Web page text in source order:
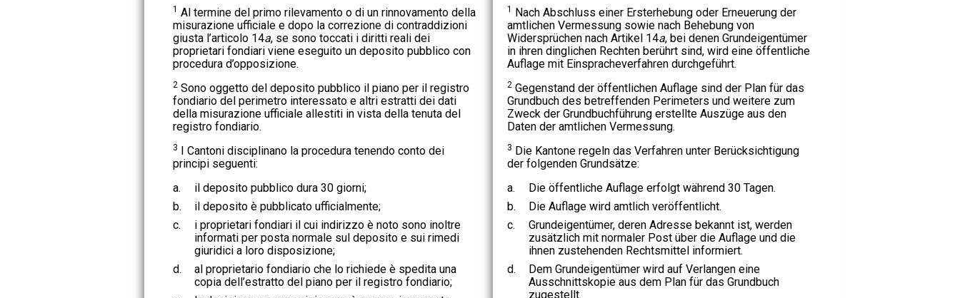
1 Al termine del primo rilevamento o di un rinnovamento della
misurazione ufficiale e dopo la correzione di contraddizioni
giusta l’articolo 14a, se sono toccati i diritti reali dei
proprietari fondiari viene eseguito un deposito pubblico con
procedura d’opposizione.
2Sono oggetto del deposito pubblico il piano per il registro
fondiario del perimetro interessato e altri estratti dei dati
della misurazione ufficiale allestiti in vista della tenuta del
registro fondiario.
3 I Cantoni disciplinano la procedura tenendo conto dei
principi seguenti:
a.
il deposito pubblico dura 30 giorni;
b.
il deposito è pubblicato ufficialmente;
c.
i proprietari fondiari il cui indirizzo è noto sono inoltre
informati per posta normale sul deposito e sui rimedi
giuridici a loro disposizione;
d.
al proprietario fondiario che lo richiede è spedita una
copia dell’estratto del piano per il registro fondiario;
1 Nach Abschluss einer Ersterhebung oder Erneuerung der
amtlichen Vermessung sowie nach Behebung von
Widersprüchen nach Artikel 14a, bei denen Grundeigentümer
in ihren dinglichen Rechten berührt sind, wird eine öffentliche
Auflage mit Einspracheverfahren durchgeführt.
2Gegenstand der öffentlichen Auflage sind der Plan für das
Grundbuch des betreffenden Perimeters und weitere zum
Zweck der Grundbuchführung erstellte Auszüge aus den
Daten der amtlichen Vermessung.
3 Die Kantone regeln das Verfahren unter Berücksichtigung
der folgenden Grundsätze:
a.
Die öffentliche Auflage erfolgt während 30 Tagen.
b.
Die Auflage wird amtlich veröffentlicht.
c.
Grundeigentümer, deren Adresse bekannt ist, werden
zusätzlich mit normaler Post über die Auflage und die
ihnen zustehenden Rechtsmittel informiert.
d.
Dem Grundeigentümer wird auf Verlangen eine
Ausschnittskopie aus dem Plan für das Grundbuch
zugestellt.